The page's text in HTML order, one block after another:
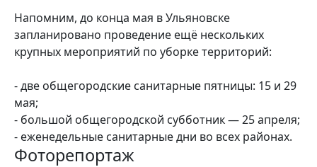
Напомним, до конца мая в Ульяновске
запланировано проведение ещё нескольких
крупных мероприятий по уборке территорий:
- две общегородские санитарные пятницы: 15 и 29
мая;
- большой общегородской субботник — 25 апреля;
- еженедельные санитарные дни во всех районах.
Фоторепортаж